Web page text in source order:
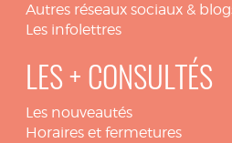
Autres réseaux sociaux &
Les infolettres
LES + CONSULTÉS
Les nouveautés
Horaires et fermetures